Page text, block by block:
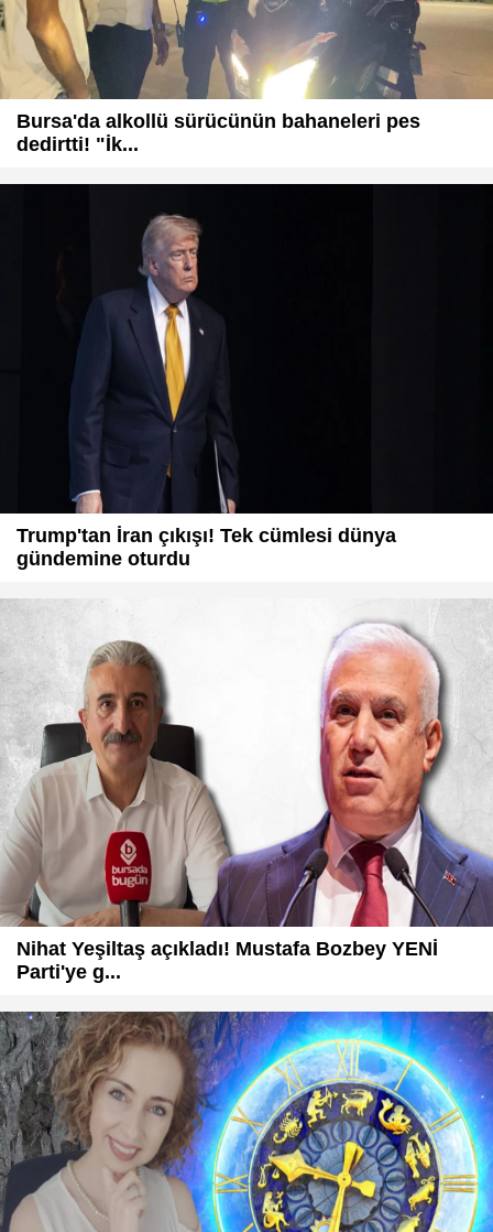
Bursa'da alkollü sürücünün bahaneleri pes
dedirtti! "İk...
Trump'tan İran çıkışı! Tek cümlesi dünya
gündemine oturdu
Nihat Yeşiltaş açıkladı! Mustafa Bozbey YENİ
Parti'ye g...